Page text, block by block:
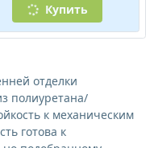
Купить
отделки
полиуретана/
к механическим
готова к